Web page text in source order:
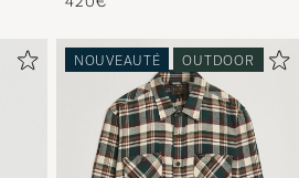
NOUVEAUTÉ OUTDOOR